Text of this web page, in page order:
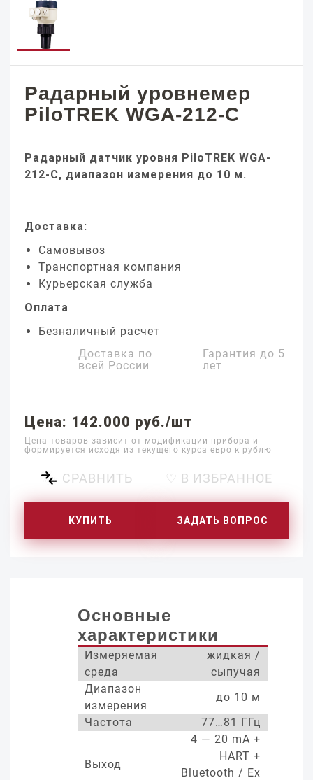
Радарный уровнемер
PiloTREK WGA-212-C
Радарный датчик уровня PiloTREK WGA-
212-C, диапазон измерения до 10 м.
Доставка:
Самовывоз
Транспортная компания
Курьерская служба
Оплата
Безналичный расчет
Доставка по
всей России
Гарантия до 5
лет
Цена: 142.000 руб./шт
Цена товаров зависит от модификации прибора и
формируется исходя из текущего курса евро к рублю
СРАВНИТЬ ♡ В ИЗБРАННОЕ
КУПИТЬ ЗАДАТЬ ВОПРОС
Основные
характеристики
Измеряемая
среда
жидкая /
сыпучая
Диапазон
измерения
до 10 м
Частота
77…81 ГГц
Выход
4 — 20 mA +
HART +
Bluetooth / Ex